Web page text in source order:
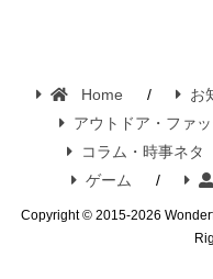
Home お
アウトドア・ファ
コラム・時事ネタ
ゲーム
Copyright © 2015-2026